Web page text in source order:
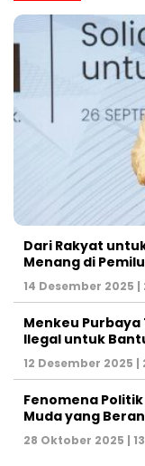
Dari Rakyat
Menang di
14 Desember 2025 |
Menkeu
Ilegal untuk
12 Desember 2025 |
Fenomena
Muda yang
28 Oktober 2025 |